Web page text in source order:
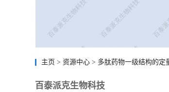
主页 > 资源中心 > 多肽药物一级结构的定
百泰派克生物科技